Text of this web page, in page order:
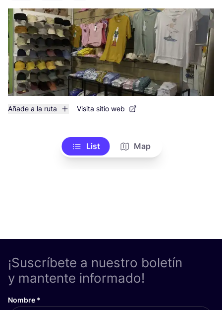
Añade a la ruta Visita sitio web
List Map
¡Suscríbete a nuestro boletín
y mantente informado!
Nombre *